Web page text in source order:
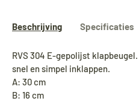
Beschrijving Specificaties
RVS 304 E-gepolijst
snel en simpel inklappen.
A: 30 cm
B: 16 cm